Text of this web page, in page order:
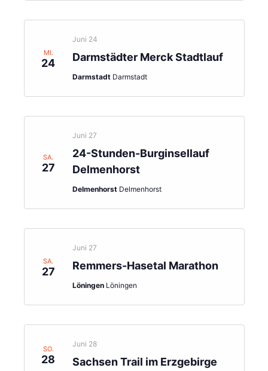
MI.
24 Darmstädter Merck Stadtlauf
Juni 24
Darmstadt Darmstadt
SA.
27
24-Stunden-Burginsellauf
Delmenhorst
Juni 27
Delmenhorst Delmenhorst
SA.
27 Remmers-Hasetal Marathon
Juni 27
Löningen Löningen
SO.
28 Sachsen Trail im Erzgebirge
Juni 28